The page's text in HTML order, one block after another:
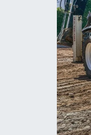
Haberler
KANALV Spor
Kültür Sanat
Magazin
Öğle Bülteni